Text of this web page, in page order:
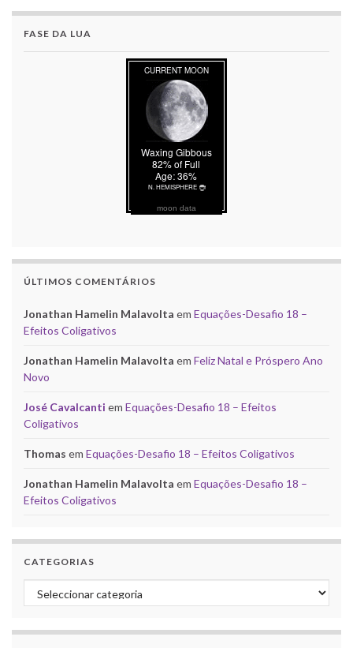
FASE DA LUA
moon data
ÚLTIMOS COMENTÁRIOS
Jonathan Hamelin Malavolta em Equações-Desafio 18 –
Efeitos Coligativos
Jonathan Hamelin Malavolta em Feliz Natal e Próspero Ano
Novo
José Cavalcanti em Equações-Desafio 18 – Efeitos
Coligativos
Thomas em Equações-Desafio 18 – Efeitos Coligativos
Jonathan Hamelin Malavolta em Equações-Desafio 18 –
Efeitos Coligativos
CATEGORIAS
Categorias